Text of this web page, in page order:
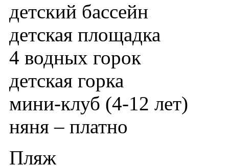
детский бассейн
детская площадка
4 водных горок
детская горка
мини-клуб (4-12 лет)
няня – платно
Пляж